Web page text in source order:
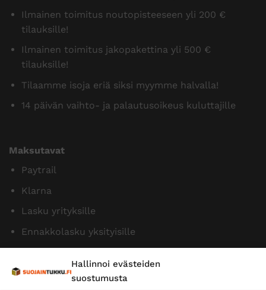
Hallinnoi evästeiden
suostumusta
Ilmainen toimitus noutopisteeseen yli 200 €
tilauksille!
Ilmainen toimitus jakopakettina yli 500 €
tilauksille!
Tilaamme isoja eriä siksi myymme halvalla!
14 päivän vaihto- ja palautusoikeus kuluttajille
Maksutavat
Paytrail
Klarna
Lasku yrityksille
Ennakkolasku yksityisille